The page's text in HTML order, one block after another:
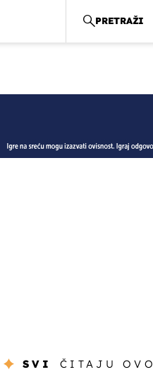
PRETRAŽI
SVI ČITAJU OVO